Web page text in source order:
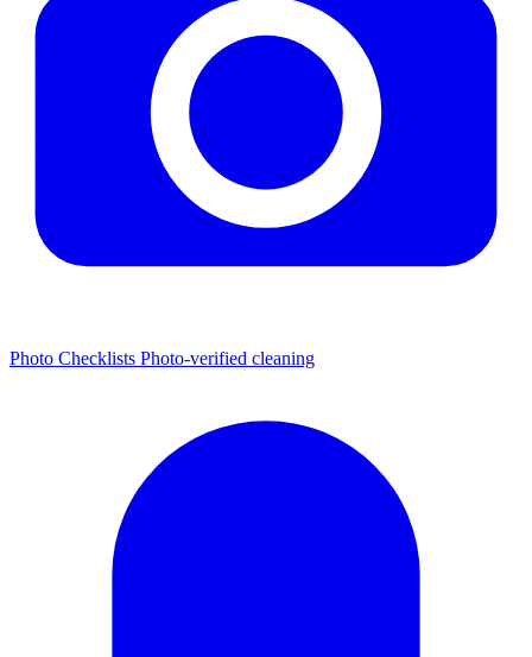
Photo Checklists Photo-verified cleaning